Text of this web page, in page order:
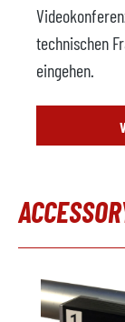
Foundry Roboter
Hersteller
Modell
Entgratpresse
Hersteller
Modell
technischen
eingehen.